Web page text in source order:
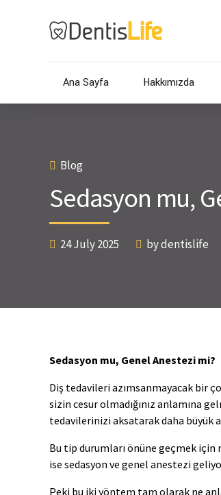
Ana Sayfa Hakkımızda
Blog
Sedasyon mu,
24 July 2025 by dentislife
Sedasyon mu, Genel Anestezi mi?
Diş tedavileri azımsanmayacak bir
sizin cesur olmadığınız anlamına
tedavilerinizi aksatarak daha büyük
Bu tip durumları önüne geçmek
ise sedasyon ve genel anestezi
Peki bu iki yöntem tam olarak ne